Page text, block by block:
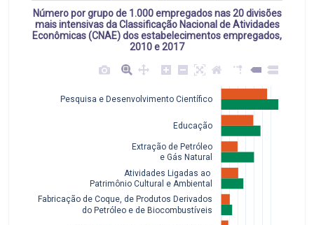
Número por grupo de 1.000 empregados nas 20 divisões
mais intensivas da Classificação Nacional de Atividades
Econômicas (CNAE) dos estabelecimentos empregados,
2010 e 2017
Fabricação de Coque, de Produtos Derivados
do Petróleo e de Biocombustíveis
Atividades Ligadas ao
Patrimônio Cultural e Ambiental
Extração de Petróleo
e Gás Natural
Educação
Pesquisa e Desenvolvimento Científico